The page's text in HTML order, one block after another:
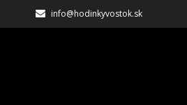
info@hodinkyvostok.sk